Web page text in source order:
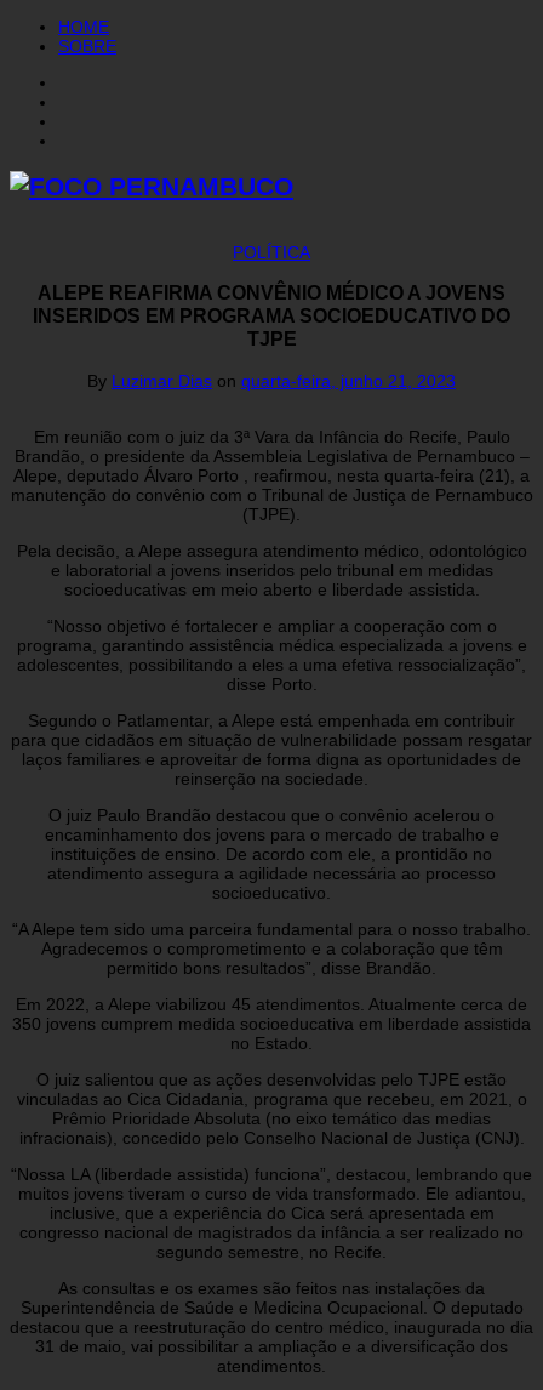
HOME
SOBRE
POLÍTICA
ALEPE REAFIRMA CONVÊNIO MÉDICO A JOVENS
INSERIDOS EM PROGRAMA SOCIOEDUCATIVO DO
TJPE
By Luzimar Dias on quarta-feira, junho 21, 2023
Em reunião com o juiz da 3ª Vara da Infância do Recife, Paulo
Brandão, o presidente da Assembleia Legislativa de Pernambuco –
Alepe, deputado Álvaro Porto , reafirmou, nesta quarta-feira (21), a
manutenção do convênio com o Tribunal de Justiça de Pernambuco
(TJPE).
Pela decisão, a Alepe assegura atendimento médico, odontológico
e laboratorial a jovens inseridos pelo tribunal em medidas
socioeducativas em meio aberto e liberdade assistida.
“Nosso objetivo é fortalecer e ampliar a cooperação com o
programa, garantindo assistência médica especializada a jovens e
adolescentes, possibilitando a eles a uma efetiva ressocialização”,
disse Porto.
Segundo o Patlamentar, a Alepe está empenhada em contribuir
para que cidadãos em situação de vulnerabilidade possam resgatar
laços familiares e aproveitar de forma digna as oportunidades de
reinserção na sociedade.
O juiz Paulo Brandão destacou que o convênio acelerou o
encaminhamento dos jovens para o mercado de trabalho e
instituições de ensino. De acordo com ele, a prontidão no
atendimento assegura a agilidade necessária ao processo
socioeducativo.
“A Alepe tem sido uma parceira fundamental para o nosso trabalho.
Agradecemos o comprometimento e a colaboração que têm
permitido bons resultados”, disse Brandão.
Em 2022, a Alepe viabilizou 45 atendimentos. Atualmente cerca de
350 jovens cumprem medida socioeducativa em liberdade assistida
no Estado.
O juiz salientou que as ações desenvolvidas pelo TJPE estão
vinculadas ao Cica Cidadania, programa que recebeu, em 2021, o
Prêmio Prioridade Absoluta (no eixo temático das medias
infracionais), concedido pelo Conselho Nacional de Justiça (CNJ).
“Nossa LA (liberdade assistida) funciona”, destacou, lembrando que
muitos jovens tiveram o curso de vida transformado. Ele adiantou,
inclusive, que a experiência do Cica será apresentada em
congresso nacional de magistrados da infância a ser realizado no
segundo semestre, no Recife.
As consultas e os exames são feitos nas instalações da
Superintendência de Saúde e Medicina Ocupacional. O deputado
destacou que a reestruturação do centro médico, inaugurada no dia
31 de maio, vai possibilitar a ampliação e a diversificação dos
atendimentos.